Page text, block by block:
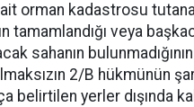
orman kadastrosu
tamamlandığı veya
sahanın
2/B hükmünün
belirtilen yerler dışında